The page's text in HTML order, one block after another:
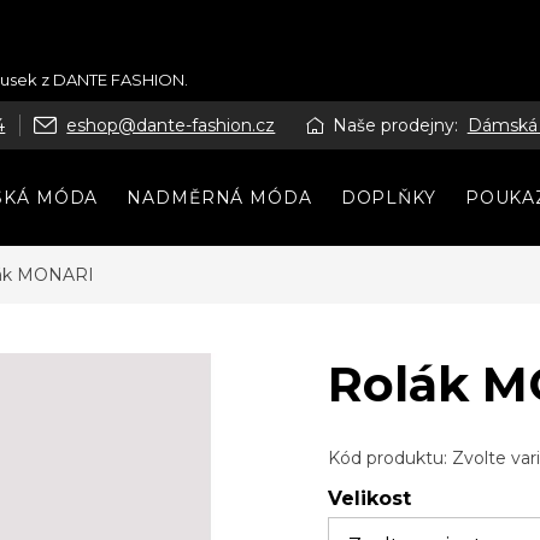
z DANTE FASHION.
eshop@dante-fashion.cz Naše prodejny:
MÓDA NADMĚRNÁ MÓDA DOPLŇKY
MONARI
Rolák
Kód produktu: Zvolte
Velikost